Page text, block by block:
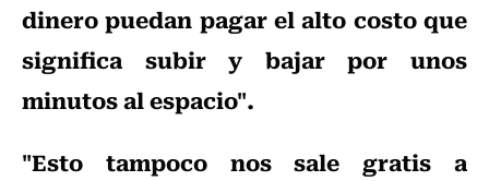
dinero puedan pagar el alto costo que
significa subir y bajar por unos
minutos al espacio".
"Esto tampoco nos sale gratis a